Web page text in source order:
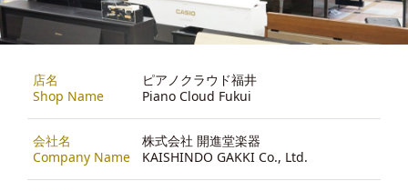
店名
Shop Name
ピアノクラウド福井
Piano Cloud Fukui
会社名
Company Name
株式会社 開進堂楽器
KAISHINDO GAKKI Co., Ltd.